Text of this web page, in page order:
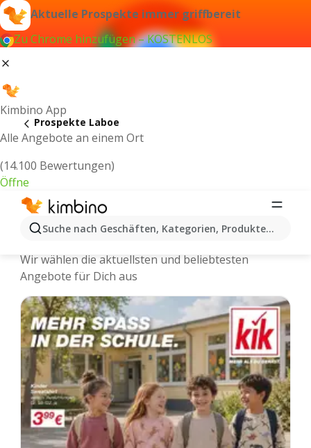
Aktuelle Prospekte immer griffbereit
Zu Chrome hinzufügen – KOSTENLOS
Kimbino App
Alle Angebote an einem Ort
(14.100 Bewertungen)
Öffne
Suche nach Geschäften, Kategorien, Produkten...
Prospekte Laboe
Laboe - Neuste Prospekte und
Wir wählen die aktuellsten und beliebtesten
Angebote für Dich aus